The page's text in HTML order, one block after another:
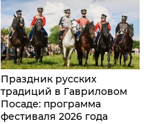
Праздник русских
традиций в Гавриловом
Посаде: программа
фестиваля 2026 года